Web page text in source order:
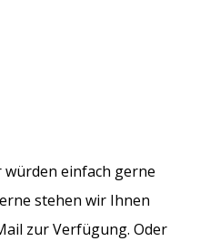
würden einfach gerne
stehen wir Ihnen
zur Verfügung. Oder